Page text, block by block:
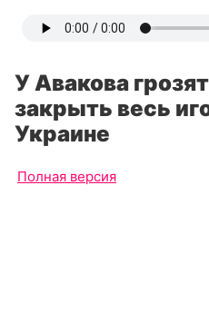
У Авакова
закрыть весь
Украине
Полная версия